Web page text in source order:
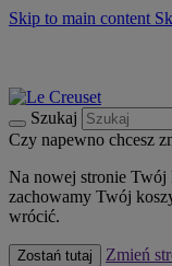
Skip to main content
Szukaj
Czy napewno chcesz
Na nowej stronie Twój
zachowamy Twój
wrócić.
Zostań tutaj
Zmień